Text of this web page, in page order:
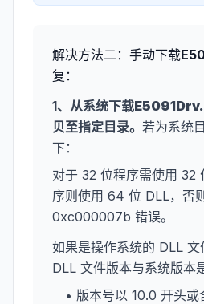
解决方法二：手动下载
复：
1、从系统下载
贝至指定目录。 若为系统
下：
对于 32 位程序需使用 32
序则使用 64 位 DLL，否
0xc000007b 错误。
如果是操作系统的 DLL 文
DLL 文件版本与系统版本
• 版本号以 10.0 开头